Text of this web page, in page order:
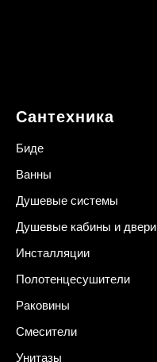
Сантехника
Биде
Ванны
Душевые системы
Душевые кабины и двери
Инсталляции
Полотенцесушители
Раковины
Смесители
Унитазы